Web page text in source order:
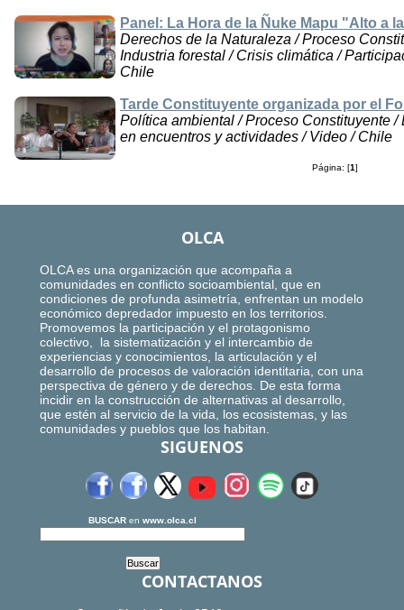
Panel: La Hora de la Ñuke Mapu "Alto a
Derechos de la Naturaleza / Proceso
Industria forestal / Crisis climática /
Chile
Tarde Constituyente organizada por el
Política ambiental / Proceso Constituyente
en encuentros y actividades / Video / Chile
Página: [1]
OLCA
OLCA es una organización que acompaña a
comunidades en conflicto socioambiental, que en
condiciones de profunda asimetría, enfrentan un modelo
económico depredador impuesto en los territorios.
Promovemos la participación y el protagonismo
colectivo, la sistematización y el intercambio de
experiencias y conocimientos, la articulación y el
desarrollo de procesos de valoración identitaria, con una
perspectiva de género y de derechos. De esta forma
incidir en la construcción de alternativas al desarrollo,
que estén al servicio de la vida, los ecosistemas, y las
comunidades y pueblos que los habitan.
SIGUENOS
BUSCAR en www.olca.cl
CONTACTANOS